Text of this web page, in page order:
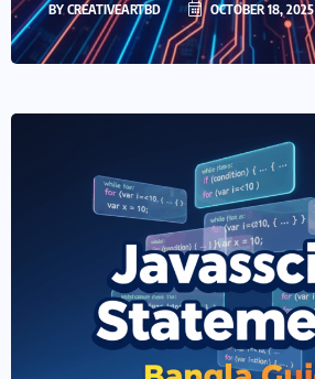
BYCREATIVEARTBD OCTOBER 18, 2025